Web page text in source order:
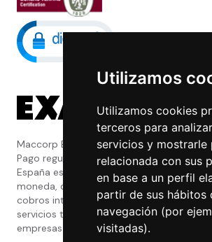
Utilizamos
Utilizamos cookies
terceros para
servicios y mostrarle
relacionada con sus
en base a un perfil
partir de sus hábitos
navegación (por
visitadas).
Maccorp Exact Change es una Entidad de
Pago regulada y con licencia del Banco de
España especializada en cambio de
moneda, divisas, transferencias, pagos y
cobros internacionales que presta estos
servicios tanto a particulares como a
empresas.